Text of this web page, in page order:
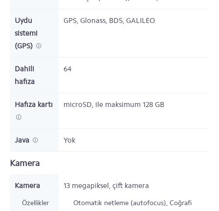
Uydu
sistemi
(GPS)
GPS, Glonass, BDS, GALILEO
Dahili
hafıza
64
Hafıza kartı microSD, ile maksimum 128 GB
Java Yok
Kamera
Kamera 13 megapiksel, çift kamera
Özellikler
Otomatik netleme (autofocus), Coğrafi